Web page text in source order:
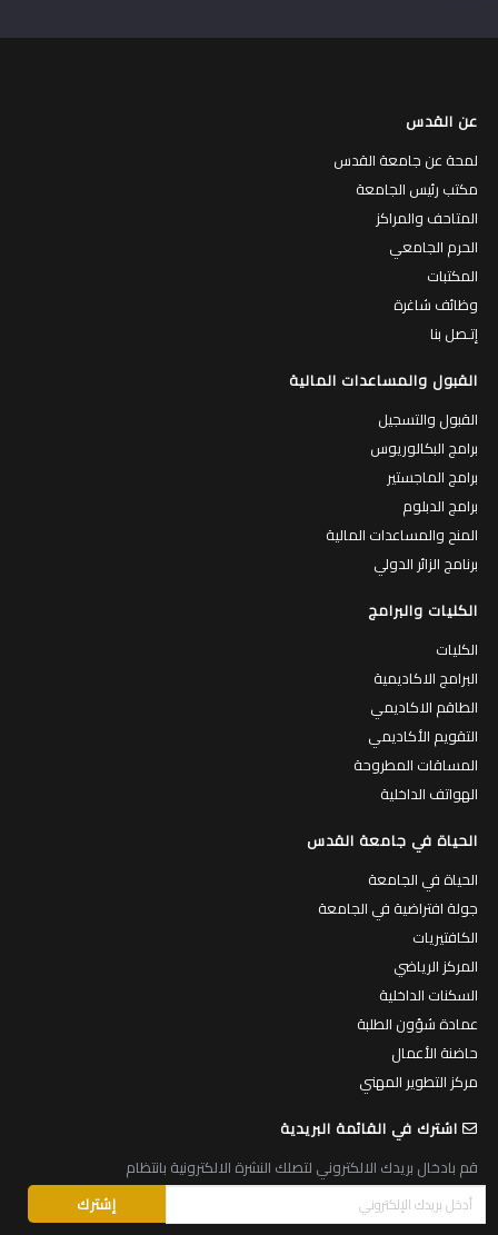
عن القدس
لمحة عن جامعة القدس
مكتب رئيس الجامعة
المتاحف والمراكز
الحرم الجامعي
المكتبات
وظائف شاغرة
إتـصل بنا
القبول والمساعدات المالية
القبول والتسجيل
برامج البكالوريوس
برامج الماجستير
برامج الدبلوم
المنح والمساعدات المالية
برنامج الزائر الدولي
الكليات والبرامج
الكليات
البرامج الاكاديمية
الطاقم الاكاديمي
التقويم الأكاديمي
المساقات المطروحة
الهواتف الداخلية
الحياة في جامعة القدس
الحياة في الجامعة
جولة افتراضية في الجامعة
الكافتيريات
المركز الرياضي
السكنات الداخلية
عمادة شؤون الطلبة
حاضنة الأعمال
مركز التطوير المهني
اشترك في القائمة البريدية
قم بادخال بريدك الالكتروني لتصلك النشرة الالكترونية بانتظام